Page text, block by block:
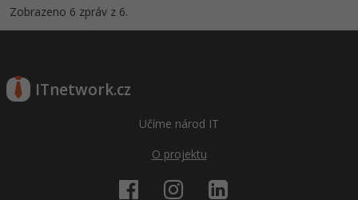
Zobrazeno 6 zpráv z 6.
ITnetwork.cz
Učíme národ IT
O projektu